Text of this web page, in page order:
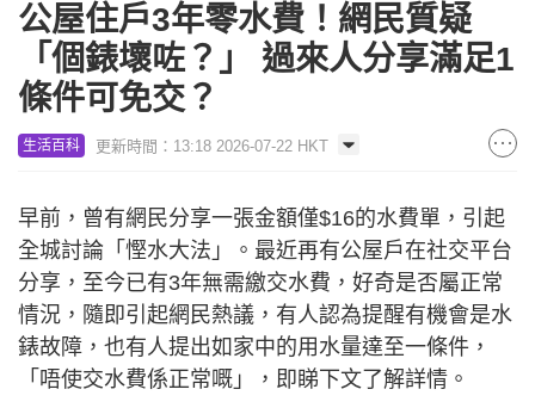
公屋住戶3年零水費！網民質疑
「個錶壞咗？」 過來人分享滿足1
條件可免交？
生活百科 更新時間：13:18 2026-07-22 HKT
早前，曾有網民分享一張金額僅$16的水費單，引起
全城討論「慳水大法」。最近再有公屋戶在社交平台
分享，至今已有3年無需繳交水費，好奇是否屬正常
情況，隨即引起網民熱議，有人認為提醒有機會是水
錶故障，也有人提出如家中的用水量達至一條件，
「唔使交水費係正常嘅」，即睇下文了解詳情。